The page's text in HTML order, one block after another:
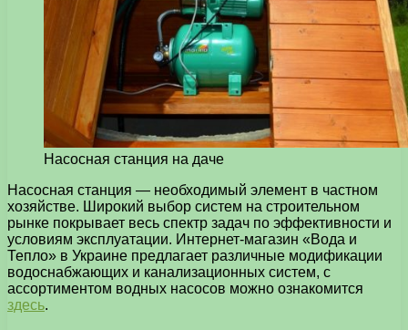
Насосная станция на даче
Насосная станция — необходимый элемент в частном
хозяйстве. Широкий выбор систем на строительном
рынке покрывает весь спектр задач по эффективности и
условиям эксплуатации. Интернет-магазин «Вода и
Тепло» в Украине предлагает различные модификации
водоснабжающих и канализационных систем, с
ассортиментом водных насосов можно ознакомится
здесь.